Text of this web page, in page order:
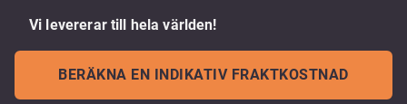
Vi levererar till hela världen!
BERÄKNA EN INDIKATIV FRAKTKOSTNAD